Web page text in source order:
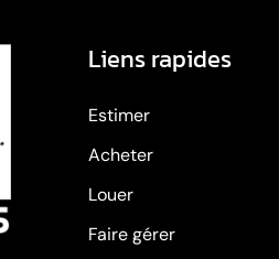
Liens rapides
Estimer
Acheter
Louer
Faire gérer